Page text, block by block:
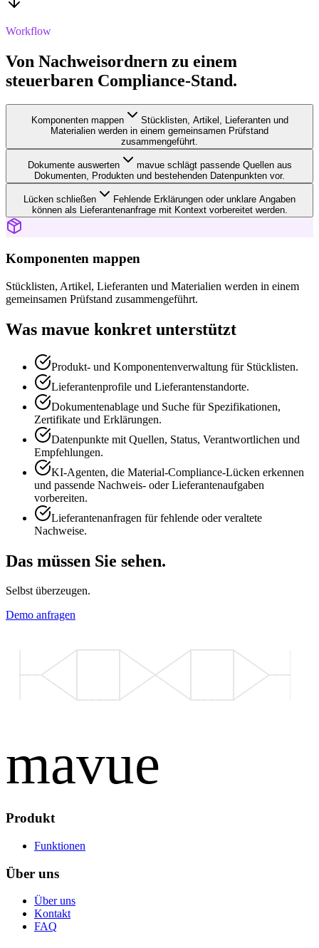
Workflow
Von Nachweisordnern zu einem
steuerbaren Compliance-Stand.
Komponenten mappen
Stücklisten, Artikel, Lieferanten und
Materialien werden in einem gemeinsamen Prüfstand
zusammengeführt.
Dokumente auswerten
mavue schlägt passende Quellen aus
Dokumenten, Produkten und bestehenden Datenpunkten vor.
Lücken schließen
Fehlende Erklärungen oder unklare Angaben
können als Lieferantenanfrage mit Kontext vorbereitet werden.
Komponenten mappen
Stücklisten, Artikel, Lieferanten und Materialien werden in einem
gemeinsamen Prüfstand zusammengeführt.
Was mavue konkret unterstützt
Produkt- und Komponentenverwaltung für Stücklisten.
Lieferantenprofile und Lieferantenstandorte.
Dokumentenablage und Suche für Spezifikationen,
Zertifikate und Erklärungen.
Datenpunkte mit Quellen, Status, Verantwortlichen und
Empfehlungen.
KI-Agenten, die Material-Compliance-Lücken erkennen
und passende Nachweis- oder Lieferantenaufgaben
vorbereiten.
Lieferantenanfragen für fehlende oder veraltete
Nachweise.
Das müssen Sie sehen.
Selbst überzeugen.
Demo anfragen
mavue
Produkt
Funktionen
Über uns
Über uns
Kontakt
FAQ